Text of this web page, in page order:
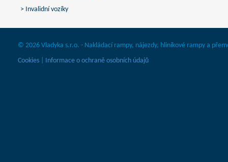
> Invalidní vozíky
© 2026 Vladyka s.r.o. - Nakládací rampy, nájezdy, hliníkové rampy a
Cookies
Informace o ochraně osobních údajů